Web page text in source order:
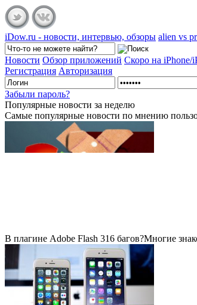
iDow.ru - новости, интервью, обзоры alien vs
Новости Обзор приложений Скоро на iPhone/
Регистрация Авторизация
Забыли пароль?
Популярные новости за неделю
Самые популярные новости по мнению
В плагине Adobe Flash 316 багов?Многие